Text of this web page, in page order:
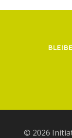
© 2026